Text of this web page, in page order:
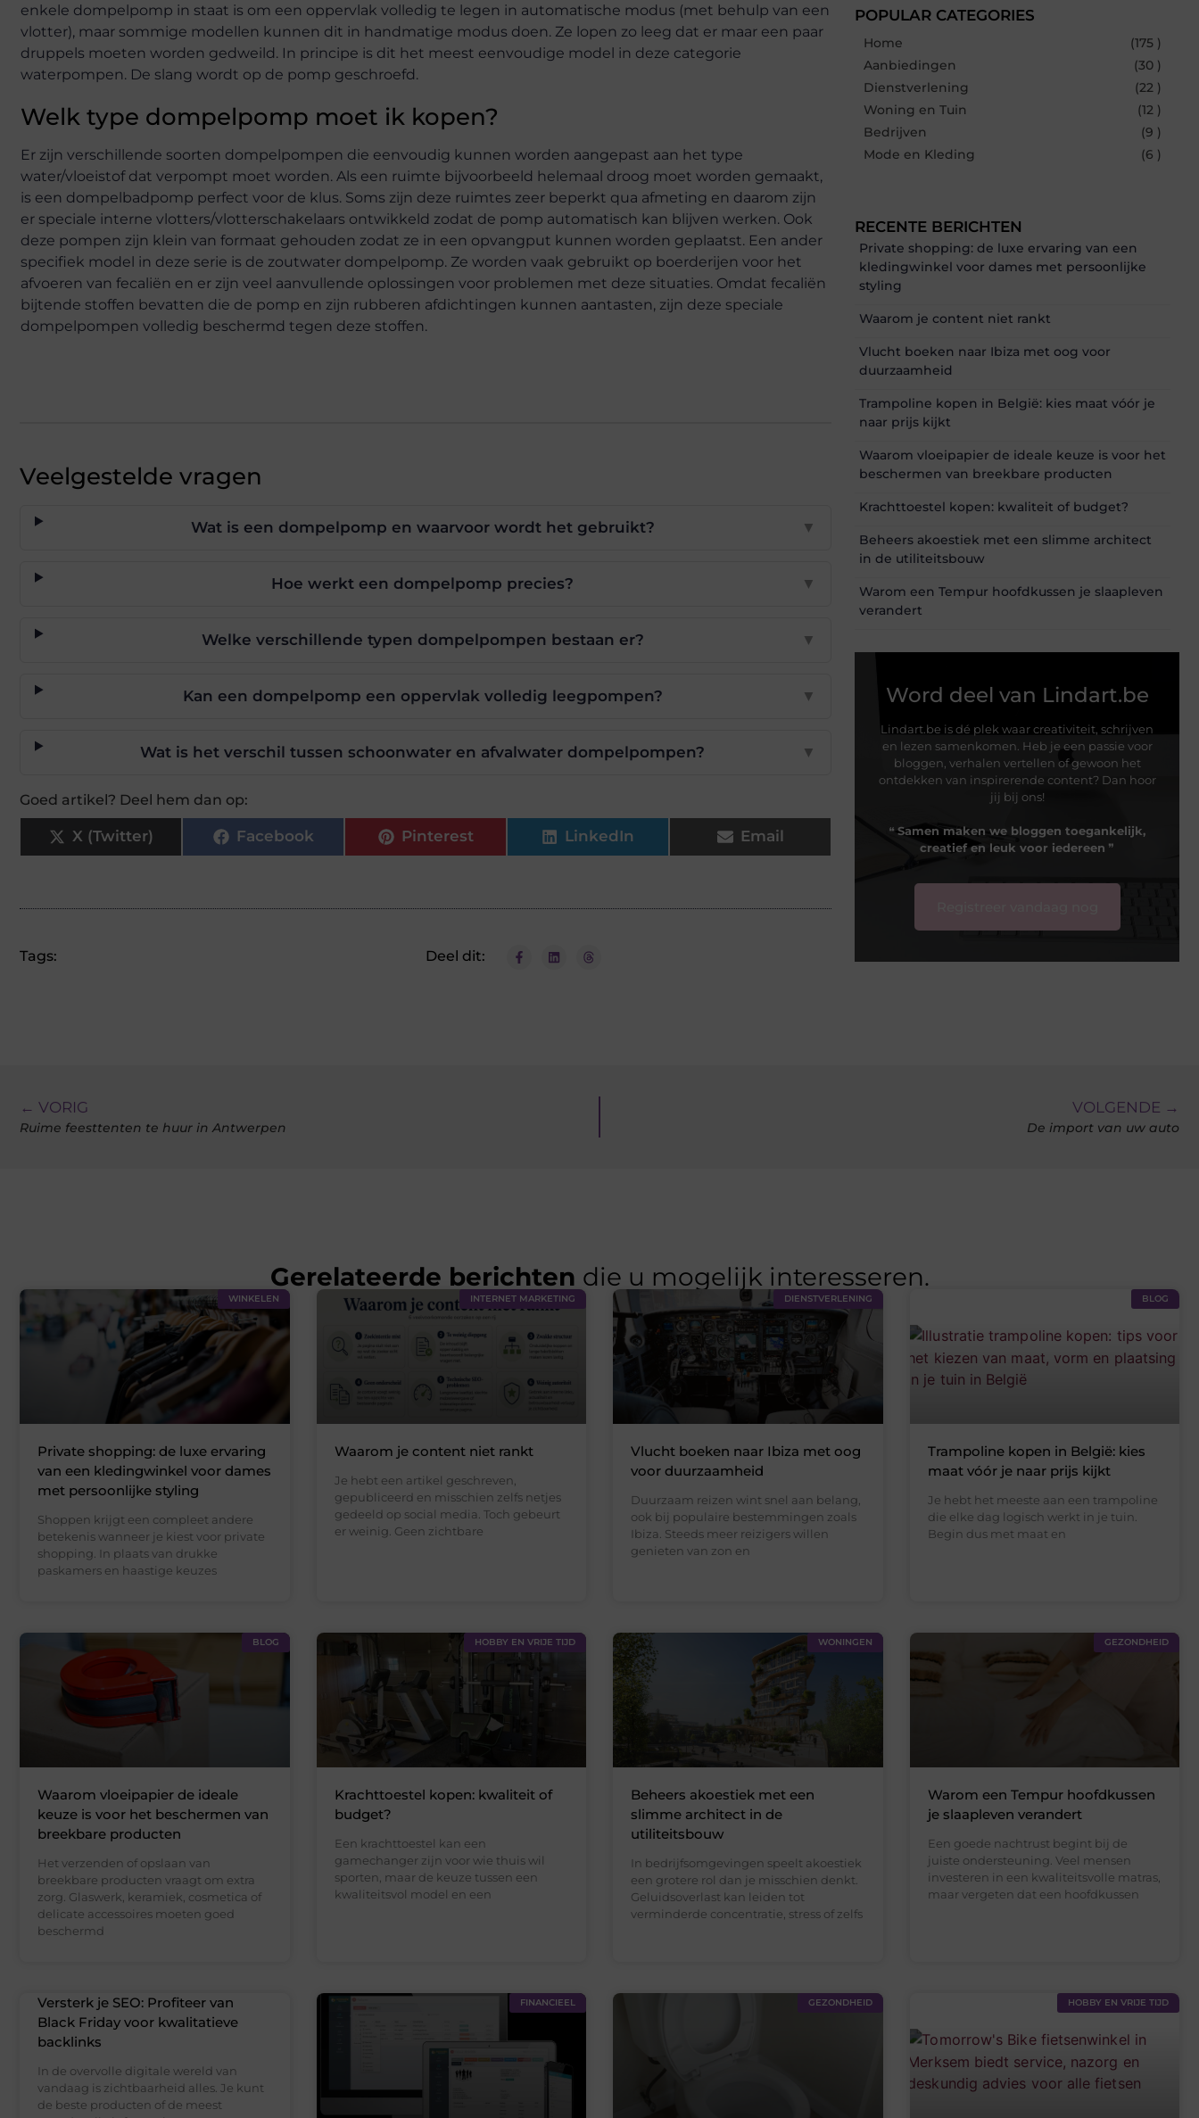
enkele dompelpomp in staat is om een ​​oppervlak volledig te legen in automatische modus (met behulp van een
vlotter), maar sommige modellen kunnen dit in handmatige modus doen. Ze lopen zo leeg dat er maar een paar
druppels moeten worden gedweild. In principe is dit het meest eenvoudige model in deze categorie
waterpompen. De slang wordt op de pomp geschroefd.
Welk type dompelpomp moet ik kopen?
Er zijn verschillende soorten dompelpompen die eenvoudig kunnen worden aangepast aan het type
water/vloeistof dat verpompt moet worden. Als een ruimte bijvoorbeeld helemaal droog moet worden gemaakt,
is een dompelbadpomp perfect voor de klus. Soms zijn deze ruimtes zeer beperkt qua afmeting en daarom zijn
er speciale interne vlotters/vlotterschakelaars ontwikkeld zodat de pomp automatisch kan blijven werken. Ook
deze pompen zijn klein van formaat gehouden zodat ze in een opvangput kunnen worden geplaatst. Een ander
specifiek model in deze serie is de zoutwater dompelpomp. Ze worden vaak gebruikt op boerderijen voor het
afvoeren van fecaliën en er zijn veel aanvullende oplossingen voor problemen met deze situaties. Omdat fecaliën
bijtende stoffen bevatten die de pomp en zijn rubberen afdichtingen kunnen aantasten, zijn deze speciale
dompelpompen volledig beschermd tegen deze stoffen.
Veelgestelde vragen
Wat is een dompelpomp en waarvoor wordt het gebruikt? ▼
Hoe werkt een dompelpomp precies? ▼
Welke verschillende typen dompelpompen bestaan er? ▼
Kan een dompelpomp een oppervlak volledig leegpompen? ▼
Wat is het verschil tussen schoonwater en afvalwater dompelpompen? ▼
Goed artikel? Deel hem dan op:
X (Twitter) Facebook Pinterest LinkedIn Email
Tags: Deel dit:
POPULAR CATEGORIES
Home
(175 )
Aanbiedingen
(30 )
Dienstverlening
(22 )
Woning en Tuin
(12 )
Bedrijven
(9 )
Mode en Kleding
(6 )
RECENTE BERICHTEN
Private shopping: de luxe ervaring van een
kledingwinkel voor dames met persoonlijke
styling
Waarom je content niet rankt
Vlucht boeken naar Ibiza met oog voor
duurzaamheid
Trampoline kopen in België: kies maat vóór je
naar prijs kijkt
Waarom vloeipapier de ideale keuze is voor het
beschermen van breekbare producten
Krachttoestel kopen: kwaliteit of budget?
Beheers akoestiek met een slimme architect
in de utiliteitsbouw
Warom een Tempur hoofdkussen je slaapleven
verandert
Word deel van Lindart.be
Lindart.be is dé plek waar creativiteit, schrijven
en lezen samenkomen. Heb je een passie voor
bloggen, verhalen vertellen of gewoon het
ontdekken van inspirerende content? Dan hoor
jij bij ons!
❝ Samen maken we bloggen toegankelijk,
creatief en leuk voor iedereen ❞
← VORIG
Ruime feesttenten te huur in Antwerpen
VOLGENDE →
De import van uw auto
Gerelateerde berichten die u mogelijk interesseren.
WINKELEN
Private shopping: de luxe ervaring
van een kledingwinkel voor dames
met persoonlijke styling
Shoppen krijgt een compleet andere
betekenis wanneer je kiest voor private
shopping. In plaats van drukke
paskamers en haastige keuzes
INTERNET MARKETING
Waarom je content niet rankt
Je hebt een artikel geschreven,
gepubliceerd en misschien zelfs netjes
gedeeld op social media. Toch gebeurt
er weinig. Geen zichtbare
DIENSTVERLENING
Vlucht boeken naar Ibiza met oog
voor duurzaamheid
Duurzaam reizen wint snel aan belang,
ook bij populaire bestemmingen zoals
Ibiza. Steeds meer reizigers willen
genieten van zon en
BLOG
Trampoline kopen in België: kies
maat vóór je naar prijs kijkt
Je hebt het meeste aan een trampoline
die elke dag logisch werkt in je tuin.
Begin dus met maat en
BLOG
Waarom vloeipapier de ideale
keuze is voor het beschermen van
breekbare producten
Het verzenden of opslaan van
breekbare producten vraagt om extra
zorg. Glaswerk, keramiek, cosmetica of
delicate accessoires moeten goed
beschermd
HOBBY EN VRIJE TIJD
Krachttoestel kopen: kwaliteit of
budget?
Een krachttoestel kan een
gamechanger zijn voor wie thuis wil
sporten, maar de keuze tussen een
kwaliteitsvol model en een
WONINGEN
Beheers akoestiek met een
slimme architect in de
utiliteitsbouw
In bedrijfsomgevingen speelt akoestiek
een grotere rol dan je misschien denkt.
Geluidsoverlast kan leiden tot
verminderde concentratie, stress of zelfs
GEZONDHEID
Warom een Tempur hoofdkussen
je slaapleven verandert
Een goede nachtrust begint bij de
juiste ondersteuning. Veel mensen
investeren in een kwaliteitsvolle matras,
maar vergeten dat een hoofdkussen
Versterk je SEO: Profiteer van
Black Friday voor kwalitatieve
backlinks
In de overvolle digitale wereld van
vandaag is zichtbaarheid alles. Je kunt
de beste producten of de meest
FINANCIEEL GEZONDHEID HOBBY EN VRIJE TIJD